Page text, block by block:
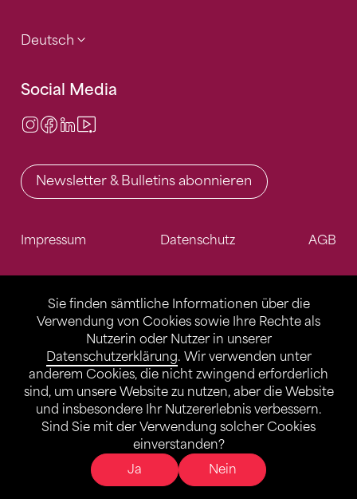
Sie finden sämtliche Informationen über die
Verwendung von Cookies sowie Ihre Rechte als
Nutzerin oder Nutzer in unserer
Datenschutzerklärung. Wir verwenden unter
anderem Cookies, die nicht zwingend erforderlich
sind, um unsere Website zu nutzen, aber die Website
und insbesondere Ihr Nutzererlebnis verbessern.
Sind Sie mit der Verwendung solcher Cookies
einverstanden?
Ja
Nein
Deutsch
Social Media
Instagram
Facebook
LinkedIn
Newsletter & Bulletins abonnieren
Impressum Datenschutz AGB